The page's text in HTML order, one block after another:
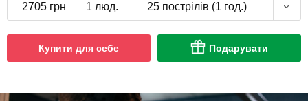
2705 грн 1 люд. 25 пострілів (1 год.)
Купити для себе Подарувати